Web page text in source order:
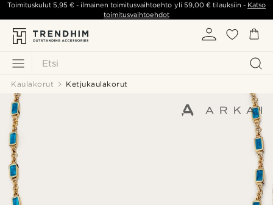
Etsi
Toimituskulut5,95 € - ilmainen toimitusvaihtoehto yli 59,00 €tilauksiin - Katso
toimitusvaihtoehdot
Kaulakorut Ketjukaulakorut